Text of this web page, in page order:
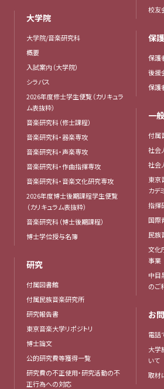
大学院
大学院/音楽研究科
概要
入試案内（大学院）
シラバス
2026年度修士学生便覧（カリキュラ
ム表抜粋）
音楽研究科（修士課程）
音楽研究科・器楽専攻
音楽研究科・声楽専攻
音楽研究科・作曲指揮専攻
音楽研究科・音楽文化研究専攻
2026年度博士後期課程学生便覧
（カリキュラム表抜粋）
音楽研究科（博士後期課程）
博士学位授与名簿
研究
付属図書館
付属民族音楽研究所
研究報告書
東京音楽大学リポジトリ
博士論文
公的研究費等獲得一覧
研究費の不正使用・研究活動の不
正行為への対応
校友
保
保護
後援
保護
一
付属
社会
社会
東京
カデ
指揮
国際
民族
文化
事業
中目
のご
お
電話
大学
いて
取材